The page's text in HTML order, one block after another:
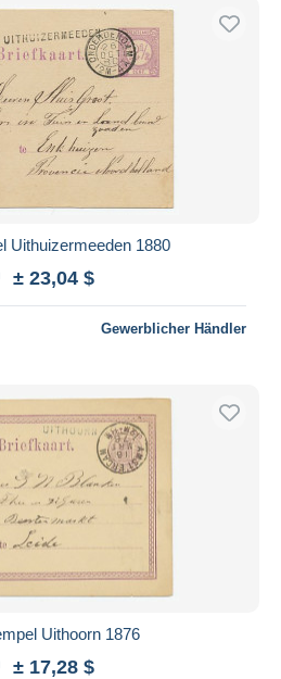
Uithuizermeeden 1880
± 23,04 $
Gewerblicher Händler
Uithoorn 1876
± 17,28 $